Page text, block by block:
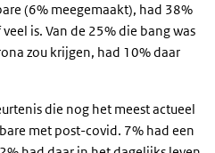
(6% meegemaakt), had 38%
is. Van de 25% die bang was
zou krijgen, had 10% daar
die nog het meest actueel
met post-covid. 7% had een